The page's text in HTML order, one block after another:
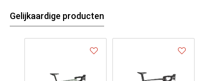
Gelijkaardige producten